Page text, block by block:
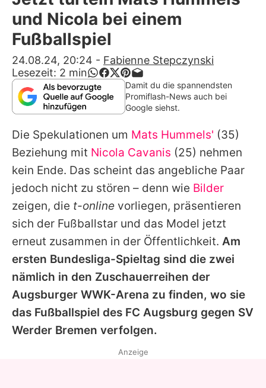
Alle Themen auf Promiflash
App runterladen
Team
Redaktionelle Richtlinien
Impressum
Datenschutzerklärung
Nutzungsbedingungen
Utiq verwalten
und Nicola bei einem
Fußballspiel
24.08.24, 20:24 - Fabienne Stepczynski
Lesezeit: 2 min
Damit du die spannendsten
Promiflash-News auch bei
Google siehst.
Die Spekulationen um Mats Hummels' (35)
Beziehung mit Nicola Cavanis (25) nehmen
kein Ende. Das scheint das angebliche Paar
jedoch nicht zu stören – denn wie Bilder
zeigen, die t-online vorliegen, präsentieren
sich der Fußballstar und das Model jetzt
erneut zusammen in der Öffentlichkeit. Am
ersten Bundesliga-Spieltag sind die zwei
nämlich in den Zuschauerreihen der
Augsburger WWK-Arena zu finden, wo sie
das Fußballspiel des FC Augsburg gegen SV
Werder Bremen verfolgen.
Anzeige